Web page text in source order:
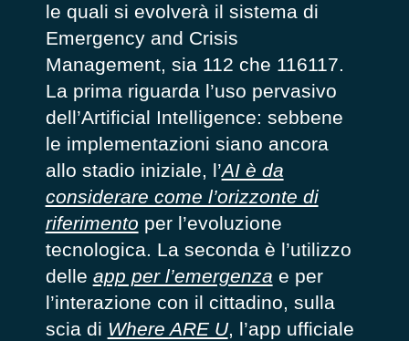
le quali si evolverà il sistema di
Emergency and Crisis
Management, sia 112 che 116117.
La prima riguarda l’uso pervasivo
dell’Artificial Intelligence: sebbene
le implementazioni siano ancora
allo stadio iniziale, l’AI è da
considerare come l’orizzonte di
riferimento per l’evoluzione
tecnologica. La seconda è l’utilizzo
delle app per l’emergenza e per
l’interazione con il cittadino, sulla
scia di Where ARE U, l’app ufficiale